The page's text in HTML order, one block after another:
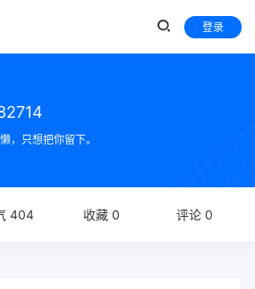
登录
，只想把你留下。
404 收藏 0 评论 0